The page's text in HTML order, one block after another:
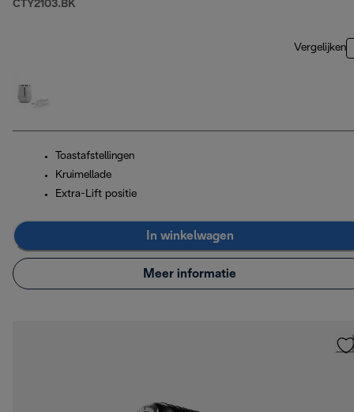
CTY2103.BK
Vergelijken
Toastafstellingen
Kruimellade
Extra-Lift positie
In winkelwagen
Meer informatie